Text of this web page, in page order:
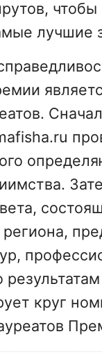
лучшие
круг